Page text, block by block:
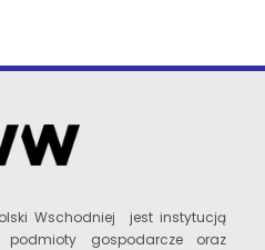
Wschodniej jest instytucją
podmioty gospodarcze oraz